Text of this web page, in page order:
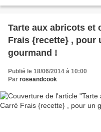
Tarte aux abricots et
Frais {recette} , pour
gourmand !
Publié le 18/06/2014 à 10:00
Par roseandcook